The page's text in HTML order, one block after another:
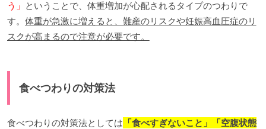
う」 ということで、体重増加が心配されるタイプのつわりで
す。 体重が急激に増えると、難産のリスクや妊娠高血圧症のリ
スクが高まるので注意が必要です。
食べつわりの対策法
食べつわりの対策法としては 「食べすぎないこと」「空腹状態